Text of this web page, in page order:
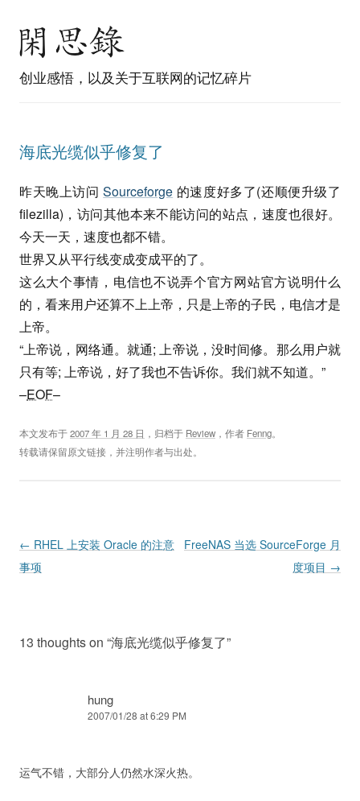
创业感悟，以及关于互联网的记忆碎片
海底光缆似乎修复了
昨天晚上访问Sourceforge 的速度好多了(还顺便升级了
filezilla)，访问其他本来不能访问的站点，速度也很好。
今天一天，速度也都不错。
世界又从平行线变成变成平的了。
这么大个事情，电信也不说弄个官方网站官方说明什么
的，看来用户还算不上上帝，只是上帝的子民，电信才是
上帝。
“上帝说，网络通。就通; 上帝说，没时间修。那么用户就
只有等; 上帝说，好了我也不告诉你。我们就不知道。”
–EOF–
本文发布于2007 年 1 月 28 日 ，归档于 Review ，作者 Fenng。
转载请保留原文链接，并注明作者与出处。
Post navigation
← RHEL 上安装 Oracle 的注意
事项
FreeNAS 当选 SourceForge 月
度项目 →
13 thoughts on “海底光缆似乎修复了”
hung
2007/01/28 at 6:29 PM
运气不错，大部分人仍然水深火热。